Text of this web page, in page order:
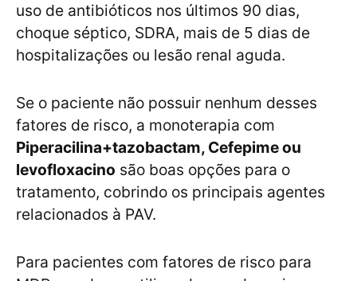
uso de antibióticos nos últimos 90 dias,
choque séptico, SDRA, mais de 5 dias de
hospitalizações ou lesão renal aguda.
Se o paciente não possuir nenhum desses
fatores de risco, a monoterapia com
Piperacilina+tazobactam, Cefepime ou
levofloxacino são boas opções para o
tratamento, cobrindo os principais agentes
relacionados à PAV.
Para pacientes com fatores de risco para